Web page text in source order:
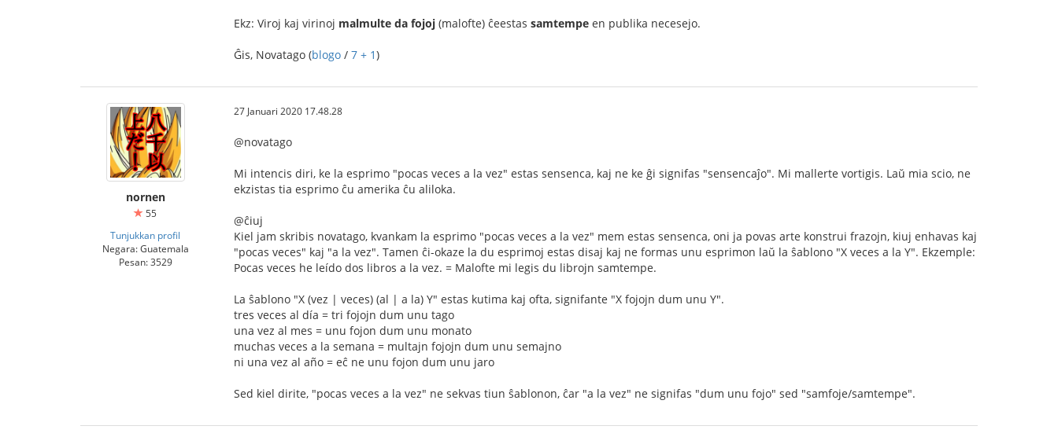
Ekz: Viroj kaj virinoj malmulte da fojoj (malofte) ĉeestas samtempe en publika necesejo.
Ĝis, Novatago (blogo / 7 + 1)
nornen
55
Tunjukkan profil
Negara: Guatemala
Pesan: 3529
27 Januari 2020 17.48.28
@novatago
Mi intencis diri, ke la esprimo "pocas veces a la vez" estas sensenca, kaj ne ke ĝi signifas "sensencaĵo". Mi mallerte vortigis. Laŭ mia scio, ne
ekzistas tia esprimo ĉu amerika ĉu aliloka.
@ĉiuj
Kiel jam skribis novatago, kvankam la esprimo "pocas veces a la vez" mem estas sensenca, oni ja povas arte konstrui frazojn, kiuj enhavas kaj
"pocas veces" kaj "a la vez". Tamen ĉi-okaze la du esprimoj estas disaj kaj ne formas unu esprimon laŭ la ŝablono "X veces a la Y". Ekzemple:
Pocas veces he leído dos libros a la vez. = Malofte mi legis du librojn samtempe.
La ŝablono "X (vez | veces) (al | a la) Y" estas kutima kaj ofta, signifante "X fojojn dum unu Y".
tres veces al día = tri fojojn dum unu tago
una vez al mes = unu fojon dum unu monato
muchas veces a la semana = multajn fojojn dum unu semajno
ni una vez al año = eĉ ne unu fojon dum unu jaro
Sed kiel dirite, "pocas veces a la vez" ne sekvas tiun ŝablonon, ĉar "a la vez" ne signifas "dum unu fojo" sed "samfoje/samtempe".